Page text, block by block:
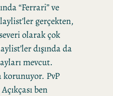
“Ferrari” ve
gerçekten,
olarak çok
dışında da
mevcut.
korunuyor. PvP
ben